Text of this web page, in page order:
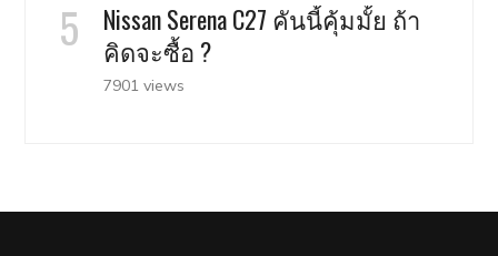
Nissan Serena C27 คันนี้คุ้มมั้ย ถ้า
คิดจะซื้อ ?
7901 views